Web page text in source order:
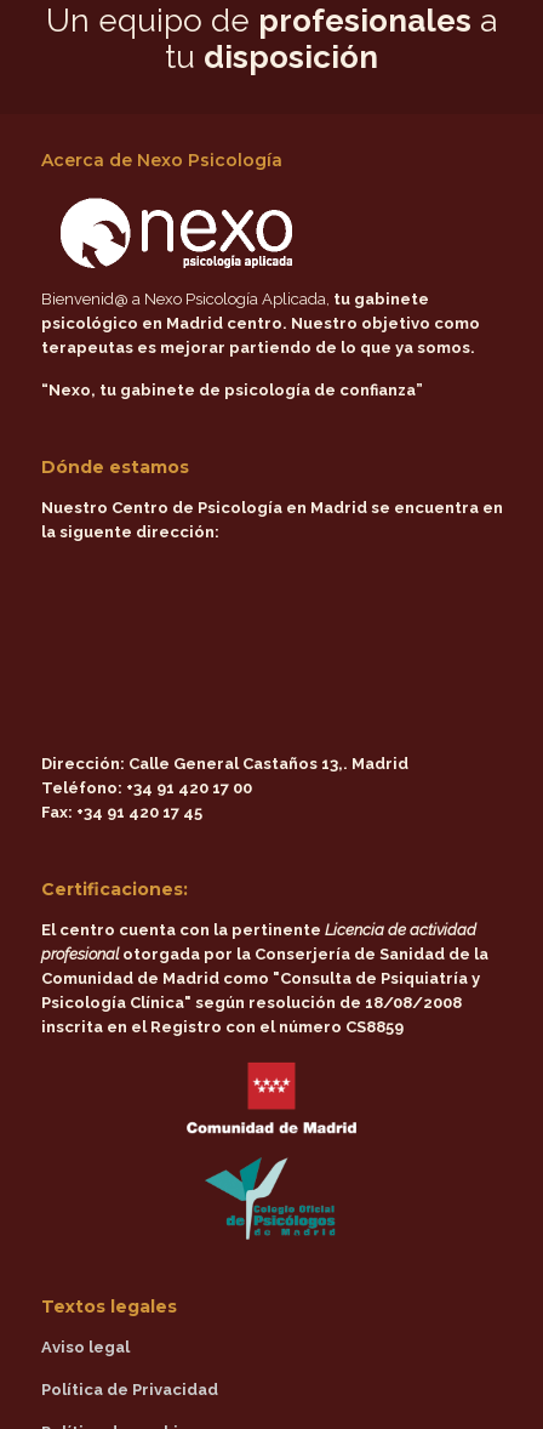
Un equipo de profesionales a
tu disposición
Acerca de Nexo Psicología
Bienvenid@ a Nexo Psicología Aplicada, tu gabinete
psicológico en Madrid centro. Nuestro objetivo como
terapeutas es mejorar partiendo de lo que ya somos.
“Nexo, tu gabinete de psicología de confianza”
Dónde estamos
Nuestro Centro de Psicología en Madrid se encuentra en
la siguente dirección:
Dirección: Calle General Castaños 13,. Madrid
Teléfono: +34 91 420 17 00
Fax: +34 91 420 17 45
Certificaciones:
El centro cuenta con la pertinente Licencia de actividad
profesionalotorgada por la Conserjería de Sanidad de la
Comunidad de Madridcomo "Consulta de Psiquiatría y
Psicología Clínica" según resolución de 18/08/2008
inscrita en el Registro con el número CS8859
Textos legales
Aviso legal
Política de Privacidad